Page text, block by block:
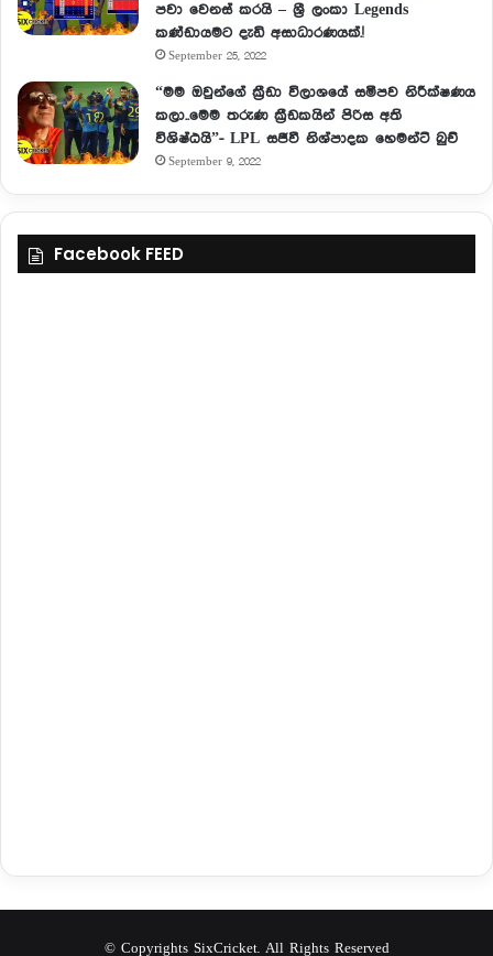
පවා වෙනස් කරයි – ශ්‍රී ලංකා Legends
කණ්ඩායමට දැඩි අසාධාරණයක්.!
September 25, 2022
“මම ඔවුන්ගේ ක්‍රීඩා විලාශයේ සමීපව නිරීක්ෂණය
කලා..මෙම තරුණ ක්‍රීඩකයින් පිරිස අති
විශිෂ්ඨයි”- LPL සජීවී නිශ්පාදක හෙමන්ට් බුච්
September 9, 2022
Facebook FEED
© Copyrights SixCricket. All Rights Reserved